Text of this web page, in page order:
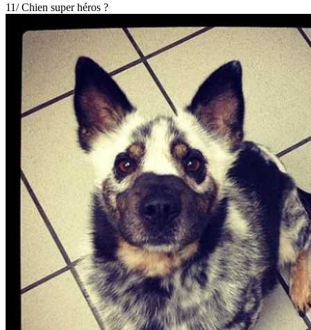
11/ Chien super héros ?